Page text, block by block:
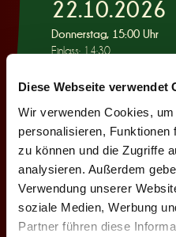
Diese Webseite verwendet
Wir verwenden Cookies,
personalisieren, Funktionen
zu können und die Zugriffe
analysieren. Außerdem
Verwendung unserer
soziale Medien, Werbung
Partner führen diese
22.10.2026
Donnerstag, 15:00 Uhr
Einlass: 14:30
Wie war das
Pinocchio?
Auswählen
22.10.2026